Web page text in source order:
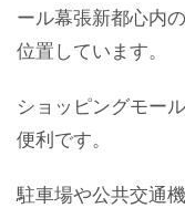
ール幕張新都心内の
位置しています。
ショッピングモー
便利です。
駐車場や公共交通